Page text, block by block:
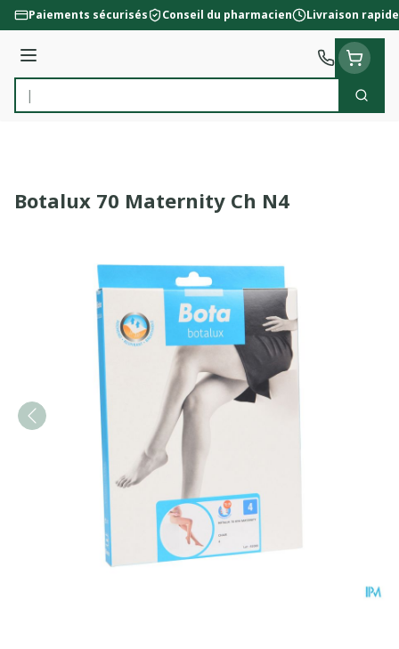
Aller au contenu
Paiements sécurisés Conseil du pharmacien Livraison rapide
Menu
Rechercher
Botalux 70 Maternity Ch N4